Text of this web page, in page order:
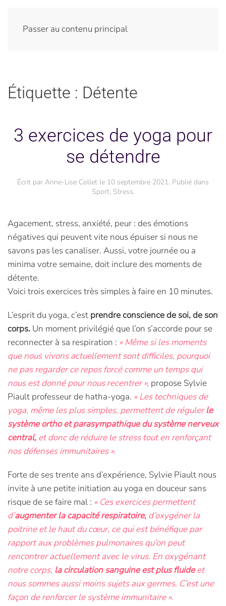
Passer au contenu principal
Étiquette : Détente
3 exercices de yoga pour
se détendre
Écrit par Anne-Lise Collet le 10 septembre 2021. Publié dans
Sport, Stress.
Agacement, stress, anxiété, peur : des émotions
négatives qui peuvent vite nous épuiser si nous ne
savons pas les canaliser. Aussi, votre journée ou a
minima votre semaine, doit inclure des moments de
détente.
Voici trois exercices très simples à faire en 10 minutes.
L’esprit du yoga, c’est prendre conscience de soi, de son
corps. Un moment privilégié que l’on s’accorde pour se
reconnecter à sa respiration : « Même si les moments
que nous vivons actuellement sont difficiles, pourquoi
ne pas regarder ce repos forcé comme un temps qui
nous est donné pour nous recentrer », propose Sylvie
Piault professeur de hatha-yoga. « Les techniques de
yoga, même les plus simples, permettent de régulerle
système ortho et parasympathique du système nerveux
central, et donc de réduire le stress tout en renforçant
nos défenses immunitaires ».
Forte de ses trente ans d’expérience, Sylvie Piault nous
invite à une petite initiation au yoga en douceur sans
risque de se faire mal : « Ces exercices permettent
d’augmenter la capacité respiratoire, d’oxygéner la
poitrine et le haut du cœur, ce qui est bénéfique par
rapport aux problèmes pulmonaires qu’on peut
rencontrer actuellement avec le virus. En oxygénant
notre corps, la circulation sanguine est plus fluideet
nous sommes aussi moins sujets aux germes. C’est une
façon de renforcer le système immunitaire ».